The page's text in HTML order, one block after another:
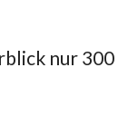
nur 300